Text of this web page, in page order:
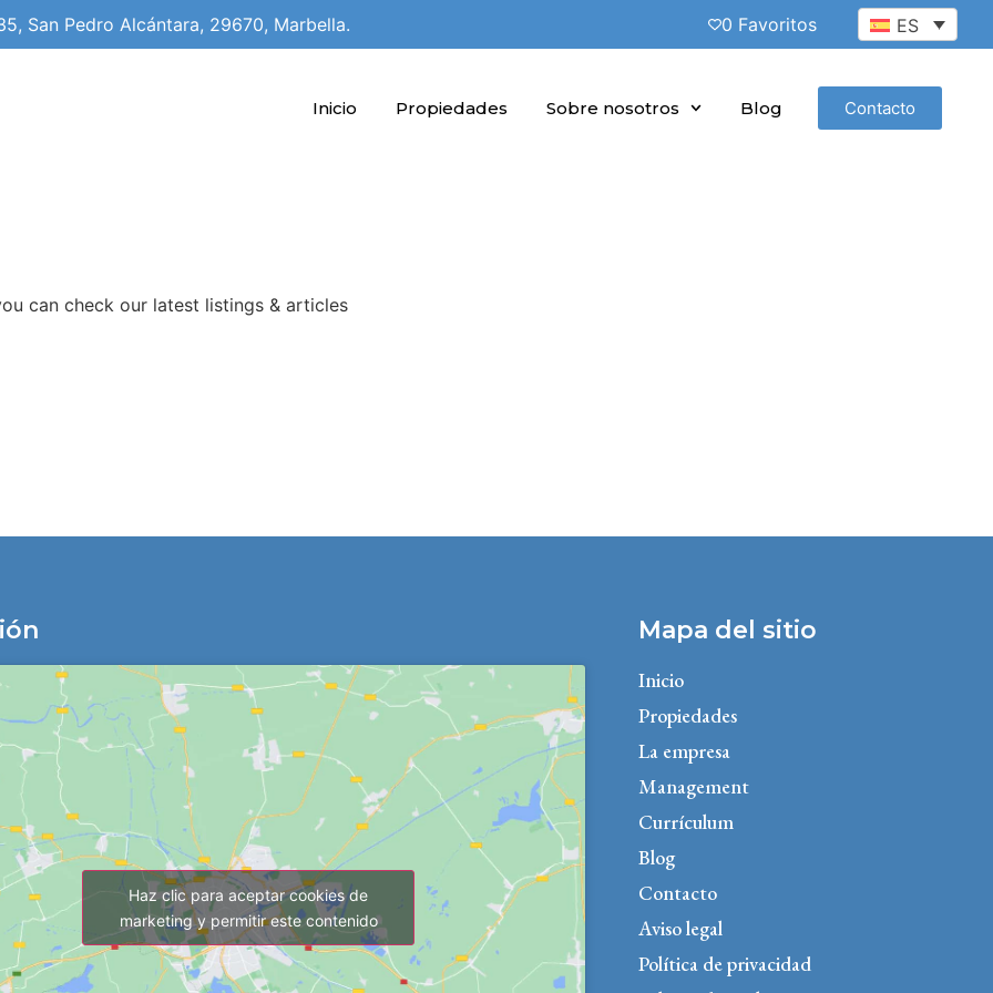
San Pedro Alcántara, 29670, Marbella. 0 Favoritos ES
Inicio Propiedades Sobre nosotros Blog Contacto
can check our latest listings & articles
Haz clic para aceptar cookies de
marketing y permitir este contenido
Mapa del sitio
Inicio
Propiedades
La empresa
Management
Currículum
Blog
Contacto
Aviso legal
Política de privacidad